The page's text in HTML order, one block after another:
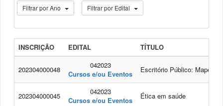
Filtrar por Ano Filtrar por Edital
INSCRIÇÃO EDITAL TÍTULO
202304000048
042023
Cursos e/ou Eventos
Escritório Público:
202304000045
042023
Cursos e/ou Eventos
Ética em saúde